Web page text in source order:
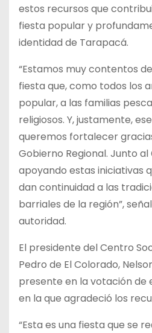
estos recursos que
fiesta popular y
identidad de Tarapacá.
“Estamos muy contentos
fiesta que, como todos los
popular, a las familias
religiosos. Y, justamente,
queremos fortalecer
Gobierno Regional. Junto al
apoyando estas iniciativas
dan continuidad a las
barriales de la región”,
autoridad.
El presidente del Centro
Pedro de El Colorado,
presente en la votación de
en la que agradeció los
“Esta es una fiesta que se